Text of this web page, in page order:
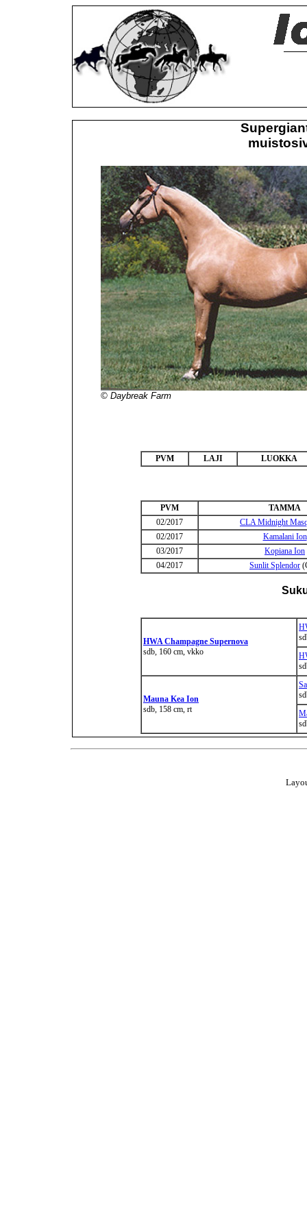
© Daybreak Farm
PVM LAJI LUOKKA
PVM
TAMMA
02/2017
CLA Midnight
02/2017
Kamalani Ion
03/2017
Kopiana Ion
04/2017
Sunlit Splendor
HWA Champagne Supernova
sdb, 160 cm, vkko
Mauna Kea Ion
sdb, 158 cm, rt